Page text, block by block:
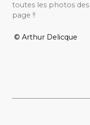
toutes les photos
page !!
© Arthur Delicque